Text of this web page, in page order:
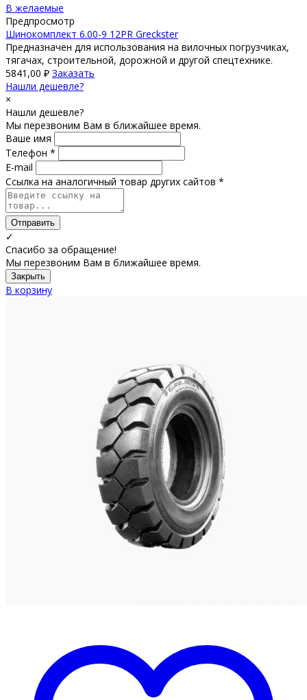
В желаемые
Предпросмотр
Шинокомплект 6.00-9 12PR Greckster
Предназначен для использования на вилочных погрузчиках,
тягачах, строительной, дорожной и другой спецтехнике.
5841,00 ₽ Заказать
Нашли дешевле?
×
Нашли дешевле?
Мы перезвоним Вам в ближайшее время.
Ваше имя
Телефон *
E-mail
Ссылка на аналогичный товар других сайтов *
Отправить
✓
Спасибо за обращение!
Мы перезвоним Вам в ближайшее время.
Закрыть
В корзину